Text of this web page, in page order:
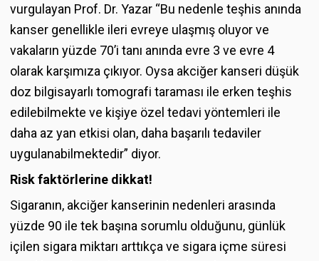
vurgulayan Prof. Dr. Yazar “Bu nedenle teşhis anında
kanser genellikle ileri evreye ulaşmış oluyor ve
vakaların yüzde 70’i tanı anında evre 3 ve evre 4
olarak karşımıza çıkıyor. Oysa akciğer kanseri düşük
doz bilgisayarlı tomografi taraması ile erken teşhis
edilebilmekte ve kişiye özel tedavi yöntemleri ile
daha az yan etkisi olan, daha başarılı tedaviler
uygulanabilmektedir” diyor.
Risk faktörlerine dikkat!
Sigaranın, akciğer kanserinin nedenleri arasında
yüzde 90 ile tek başına sorumlu olduğunu, günlük
içilen sigara miktarı arttıkça ve sigara içme süresi